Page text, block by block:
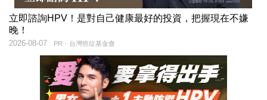
立即諮詢HPV！是對自己健康最好的投資，把握現在不嫌
晚！
PR・台灣癌症基金會
2026-08-07